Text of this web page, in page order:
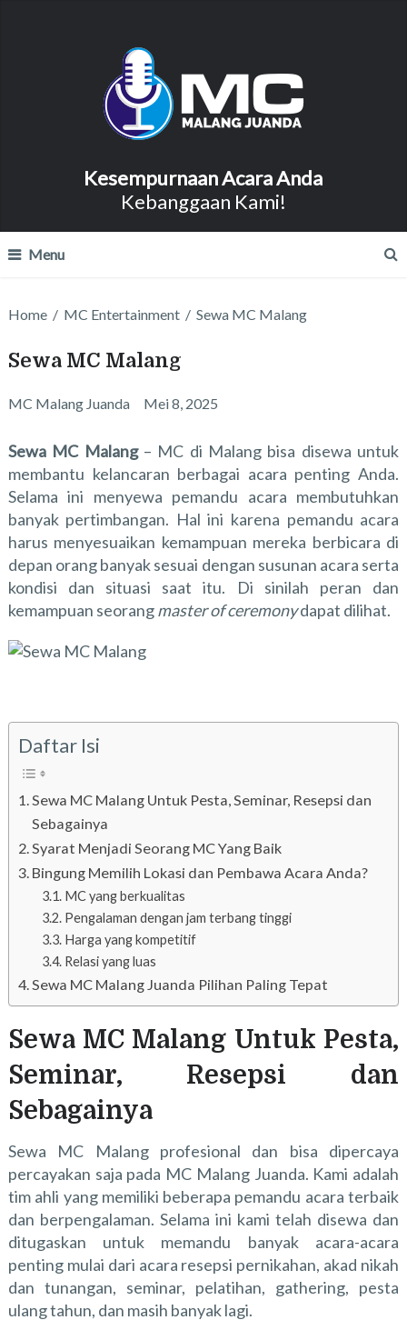
Kesempurnaan Acara Anda
Kebanggaan Kami!
Menu
Home / MC Entertainment / Sewa MC Malang
Sewa MC Malang
MC Malang Juanda Mei 8, 2025
Sewa MC Malang– MC di Malang bisa disewa untuk
membantu kelancaran berbagai acara penting Anda.
Selama ini menyewa pemandu acara membutuhkan
banyak pertimbangan. Hal ini karena pemandu acara
harus menyesuaikan kemampuan mereka berbicara di
depan orang banyak sesuai dengan susunan acara serta
kondisi dan situasi saat itu. Di sinilah peran dan
kemampuan seorangmaster of ceremonydapat dilihat.
Daftar Isi
Sewa MC Malang Untuk Pesta, Seminar, Resepsi dan
Sebagainya
Syarat Menjadi Seorang MC Yang Baik
Bingung Memilih Lokasi dan Pembawa Acara Anda?
MC yang berkualitas
Pengalaman dengan jam terbang tinggi
Harga yang kompetitif
Relasi yang luas
Sewa MC Malang Juanda Pilihan Paling Tepat
Sewa MC Malang Untuk Pesta,
Seminar, Resepsi dan
Sebagainya
Sewa MC Malang profesional dan bisa dipercaya
percayakan saja pada MC Malang Juanda. Kami adalah
tim ahli yang memiliki beberapa pemandu acara terbaik
dan berpengalaman. Selama ini kami telah disewa dan
ditugaskan untuk memandu banyak acara-acara
penting mulai dari acara resepsi pernikahan, akad nikah
dan tunangan, seminar, pelatihan, gathering, pesta
ulang tahun, dan masih banyak lagi.